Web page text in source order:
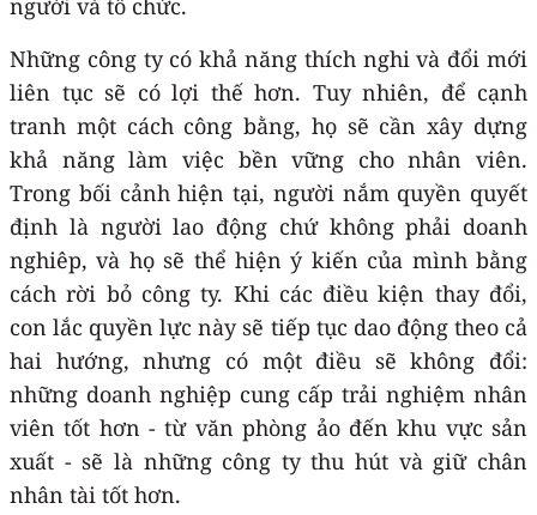
Những công ty có khả năng thích nghi và đổi mới
liên tục sẽ có lợi thế hơn. Tuy nhiên, để cạnh
tranh một cách công bằng, họ sẽ cần xây dựng
khả năng làm việc bền vững cho nhân viên.
Trong bối cảnh hiện tại, người nắm quyền quyết
định là người lao động chứ không phải doanh
nghiêp, và họ sẽ thể hiện ý kiến của mình bằng
cách rời bỏ công ty. Khi các điều kiện thay đổi,
con lắc quyền lực này sẽ tiếp tục dao động theo cả
hai hướng, nhưng có một điều sẽ không đổi:
những doanh nghiệp cung cấp trải nghiệm nhân
viên tốt hơn - từ văn phòng ảo đến khu vực sản
xuất - sẽ là những công ty thu hút và giữ chân
nhân tài tốt hơn.